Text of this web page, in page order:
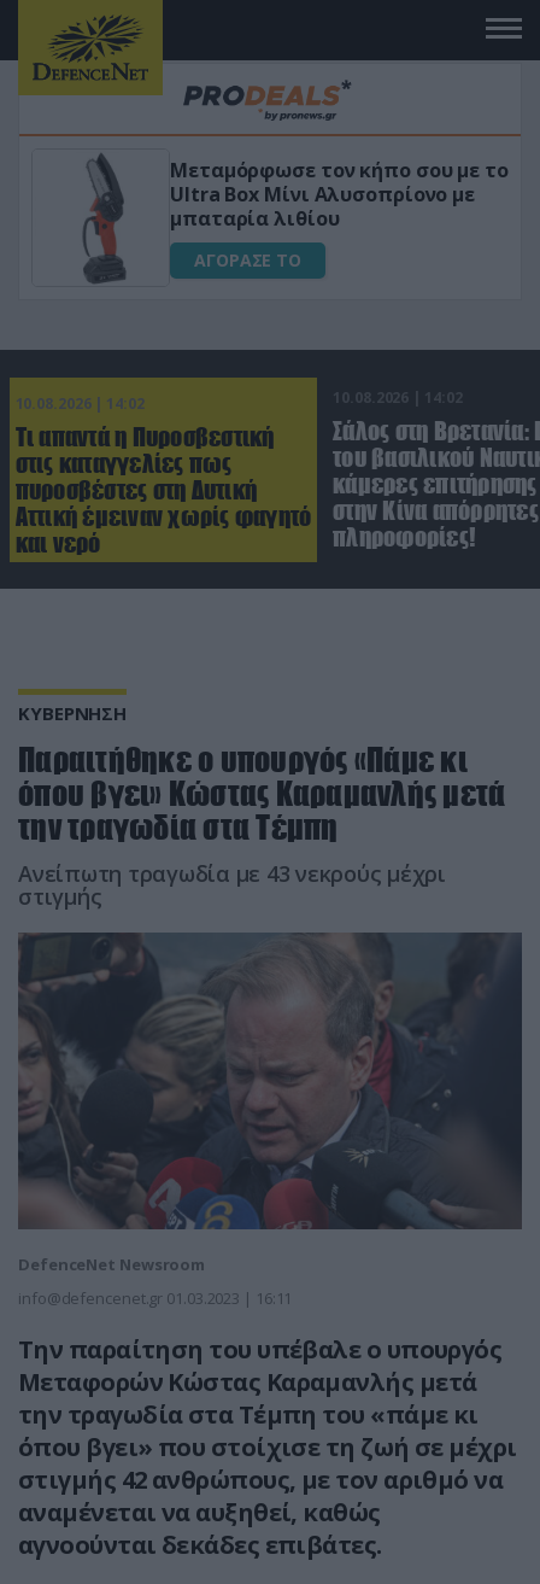
Μεταμόρφωσε τον κήπο σου με το
Ultra Box Μίνι Αλυσοπρίονο με
μπαταρία λιθίου
ΑΓΟΡΑΣΕ ΤΟ
10.08.2026 | 14:02
Τι απαντά η Πυροσβεστική
στις καταγγελίες πως
πυροσβέστες στη Δυτική
Αττική έμειναν χωρίς φαγητό
και νερό
10.08.2026 | 14:02
Σάλος στη Βρετανία:
του βασιλικού
κάμερες
στην Κίνα απόρρητες
πληροφορίες!
ΚΥΒΕΡΝΗΣΗ
Παραιτήθηκε ο υπουργός «Πάμε κι
όπου βγει» Κώστας Καραμανλής μετά
την τραγωδία στα Τέμπη
Ανείπωτη τραγωδία με 43 νεκρούς μέχρι
στιγμής
DefenceNet Newsroom
info@defencenet.gr 01.03.2023 | 16:11
Την παραίτηση του υπέβαλε ο υπουργός
Μεταφορών Κώστας Καραμανλής μετά
την τραγωδία στα Τέμπη του «πάμε κι
όπου βγει» που στοίχισε τη ζωή σε μέχρι
στιγμής 42 ανθρώπους, με τον αριθμό να
αναμένεται να αυξηθεί, καθώς
αγνοούνται δεκάδες επιβάτες.